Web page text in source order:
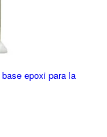
epoxi para la